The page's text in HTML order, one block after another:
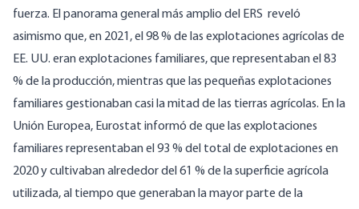
fuerza. El panorama general más amplio del ERS reveló
asimismo que, en 2021, el 98 % de las explotaciones agrícolas de
EE. UU. eran explotaciones familiares, que representaban el 83
% de la producción, mientras que las pequeñas explotaciones
familiares gestionaban casi la mitad de las tierras agrícolas. En la
Unión Europea, Eurostat informó de que las explotaciones
familiares representaban el 93 % del total de explotaciones en
2020 y cultivaban alrededor del 61 % de la superficie agrícola
utilizada, al tiempo que generaban la mayor parte de la